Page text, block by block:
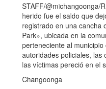
STAFF/@michangoonga/
herido fue el saldo que
registrado en una cancha
Park», ubicada en la
perteneciente al
autoridades policiales, las
las víctimas pereció en el
Changoonga